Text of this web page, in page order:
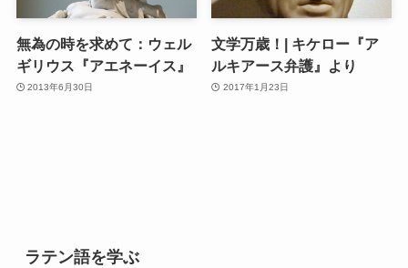
無為の時を求めて：ウェル
ギリウス『アエネーイス』
2013年6月30日
文学万歳！| キケロー『ア
ルキアース弁護』より
2017年1月23日
ラテン語を学ぶ